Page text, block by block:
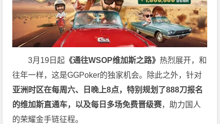
3月19日起 《通往WSOP维加斯之路》 热烈展开，和
往年一样，这是GGPoker的独家机会。除此之外，针对
亚洲时区在每周六、日晚上8点，特别规划了888刀报名
的维加斯直通车，以及每日多场免费晋级赛，助力国人
的荣耀金手链征程。